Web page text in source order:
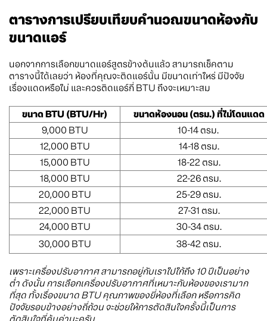
ตารางการเปรียบเทียบคำนวณขนาดห้องกับ
ขนาดแอร์
นอกจากการเลือกขนาดแอร์สูตรข้างต้นแล้ว สามารถเช็คตาม
ตารางนี้ได้เลยว่า ห้องที่คุณจะติดแอร์นั้น มีขนาดเท่าไหร่ มีปัจจัย
เรื่องแดดหรือไม่ และควรติดแอร์กี่ BTU ถึงจะเหมาะสม
ขนาด BTU (BTU/Hr) ขนาดห้องนอน (ตรม.) ที่ไม่โดนแดด
9,000 BTU
10-14 ตรม.
12,000 BTU
14-18 ตรม.
15,000 BTU
18-22 ตรม.
18,000 BTU
22-26 ตรม.
20,000 BTU
25-29 ตรม.
22,000 BTU
27-31 ตรม.
24,000 BTU
30-34 ตรม.
30,000 BTU
38-42 ตรม.
เพราะเครื่องปรับอากาศ สามารถอยู่กับเราไปไก้ถึง 10 ปีเป็นอย่าง
ต่ำ ดังนั้น การเลือกเครื่องปรับอากาศที่เหมาะกับห้องของเรามาก
ที่สุด ทั้งเรื่องขนาด BTU คุณภาพของยี่ห้องที่เลือก หรือการคิด
ปัจจัยรอบข้างอย่างถี่ถ้วน จะช่วยให้การตัดสินใจครั้งนี้เป็นการ